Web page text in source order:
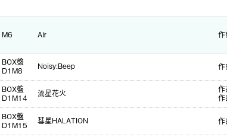
M6 Air 作
BOX盤
D1M8
Noisy:Beep
BOX盤
D1M14
流星花火 作
作
BOX盤
D1M15
彗星HALATION